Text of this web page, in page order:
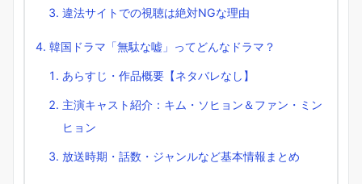
違法サイトでの視聴は絶対NGな理由
韓国ドラマ「無駄な嘘」ってどんなドラマ？
あらすじ・作品概要【ネタバレなし】
主演キャスト紹介：キム・ソヒョン＆ファン・ミン
ヒョン
放送時期・話数・ジャンルなど基本情報まとめ